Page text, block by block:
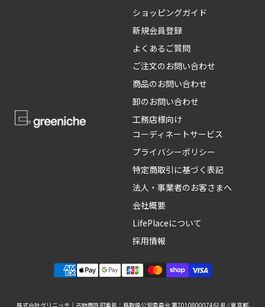
ショッピングガイド
新規会員登録
よくあるご質問
ご注文のお問い合わせ
商品のお問い合わせ
卸のお問い合わせ
工務店様向け
コーディネートサービス
プライバシーポリシー
特定商取引に基づく表記
法人・事業者のお客さまへ
会社概要
LifePlaceについて
採用情報
株式会社グリニッチ｜古物商許可番号：鳥取県公安委員会 第701080007461号 / 東京都